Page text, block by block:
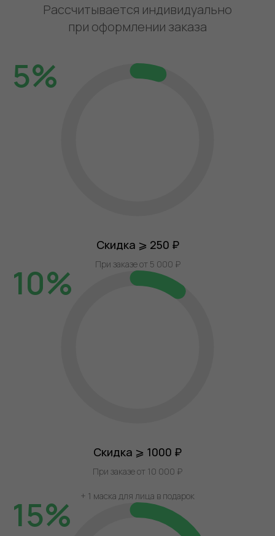
Рассчитывается индивидуально
при оформлении заказа
5%
Скидка ⩾ 250 ₽
При заказе от 5 000 ₽
10%
Скидка ⩾ 1000 ₽
При заказе от 10 000 ₽
+ 1 маска для лица в подарок
15%